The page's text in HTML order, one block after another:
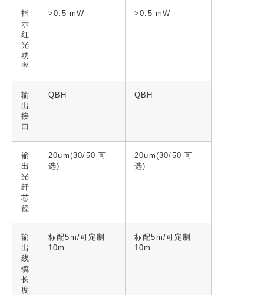
指
示
红
光
功
率
>0.5 mW >0.5 mW
输
出
接
口
QBH QBH
输
出
光
纤
芯
径
20um(30/50 可
选)
20um(30/50 可
选)
输
出
线
缆
长
度
标配5m/可定制
10m
标配5m/可定制
10m